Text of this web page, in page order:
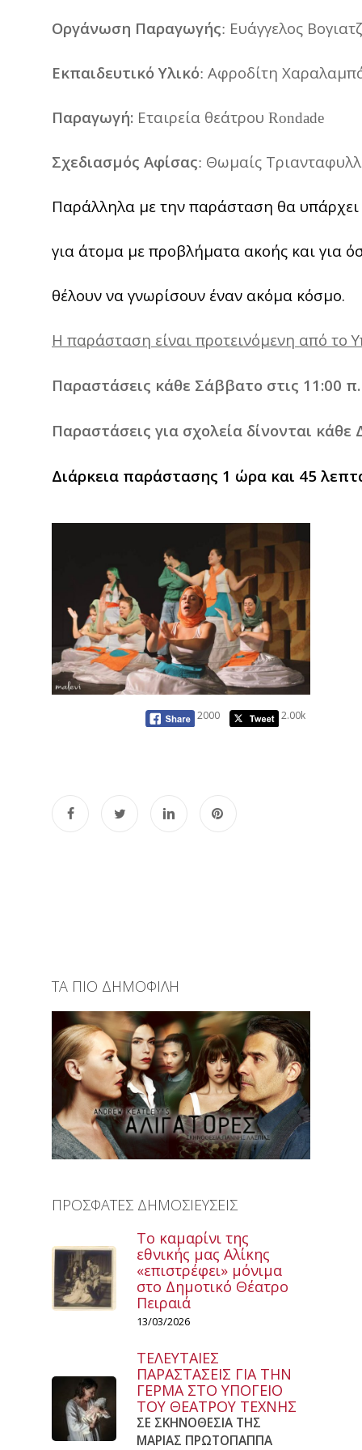
Οργάνωση Παραγωγής: Ευάγγελος
Εκπαιδευτικό Υλικό: Αφροδίτη
Παραγωγή: Εταιρεία θεάτρου Rondade
Σχεδιασμός Αφίσας: Θωμαίς
Παράλληλα με την παράσταση θα υπάρχει
για άτομα με προβλήματα ακοής και για
θέλουν να γνωρίσουν έναν ακόμα κόσμο.
Η παράσταση είναι προτεινόμενη από το
Παραστάσεις κάθε Σάββατο στις 11:00 π.
Παραστάσεις για σχολεία δίνονται κάθε
Διάρκεια παράστασης 1 ώρα και 45
2000 2.00k
ΤΑ ΠΙΟ ΔΗΜΟΦΙΛΗ
ΠΡΟΣΦΑΤΕΣ ΔΗΜΟΣΙΕΥΣΕΙΣ
Το καμαρίνι της
εθνικής μας Αλίκης
«επιστρέφει» μόνιμα
στο Δημοτικό Θέατρο
Πειραιά
13/03/2026
ΤΕΛΕΥΤΑΙΕΣ
ΠΑΡΑΣΤΑΣΕΙΣ ΓΙΑ ΤΗΝ
ΓΕΡΜΑ ΣΤΟ ΥΠΟΓΕΙΟ
ΤΟΥ ΘΕΑΤΡΟΥ ΤΕΧΝΗΣ
ΣΕ ΣΚΗΝΟΘΕΣΙΑ ΤΗΣ
ΜΑΡΙΑΣ ΠΡΩΤΟΠΑΠΠΑ